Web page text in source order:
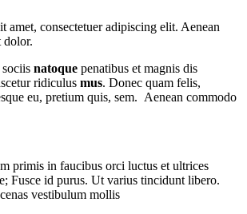
amet, consectetuer adipiscing elit. Aenean
dolor.
sociis natoque penatibus et magnis dis
ridiculus mus. Donec quam felis,
eu, pretium quis, sem. Aenean commodo
primis in faucibus orci luctus et ultrices
Fusce id purus. Ut varius tincidunt libero.
vestibulum mollis